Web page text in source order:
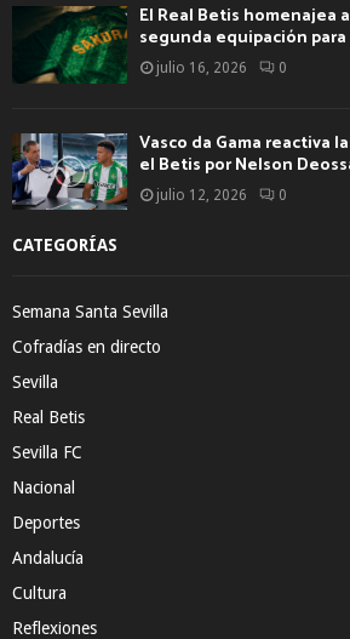
El Real Betis homenajea
segunda equipación
julio 16, 2026 0
Vasco da Gama reactiva
el Betis por Nelson
julio 12, 2026 0
CATEGORÍAS
Semana Santa Sevilla
Cofradías en directo
Sevilla
Real Betis
Sevilla FC
Nacional
Deportes
Andalucía
Cultura
Reflexiones